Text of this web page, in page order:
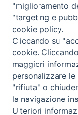
sede: Casa
via Valmarana, 20 –
instagram:
e mail:
Copyright©
"miglioramento
"targeting e
cookie policy.
Cliccando su
cookie.
maggiori
personalizzare
"rifiuta" o
la navigazione
Ulteriori